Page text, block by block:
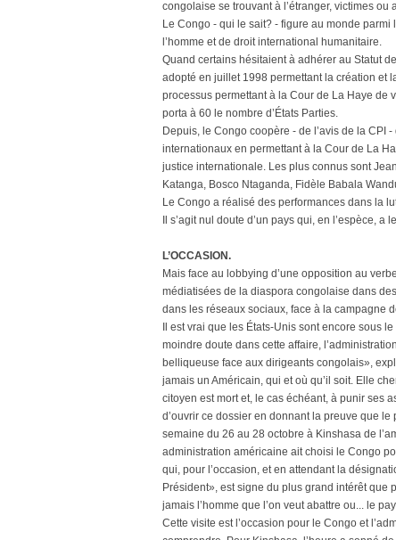
congolaise se trouvant à l’étranger, victimes
Le Congo - qui le sait? - figure au monde
l’homme et de droit international humanitaire.
Quand certains hésitaient à adhérer au Statut
adopté en juillet 1998 permettant la création et
processus permettant à la Cour de La Haye de
porta à 60 le nombre d’États Parties.
Depuis, le Congo coopère - de l’avis de la CPI
internationaux en permettant à la Cour de La
justice internationale. Les plus connus sont
Katanga, Bosco Ntaganda, Fidèle Babala
Le Congo a réalisé des performances dans la
Il s’agit nul doute d’un pays qui, en l’espèce, a
L’OCCASION.
Mais face au lobbying d’une opposition au
médiatisées de la diaspora congolaise dans
dans les réseaux sociaux, face à la campagne
Il est vrai que les États-Unis sont encore sous
moindre doute dans cette affaire,
belliqueuse face aux dirigeants congolais»,
jamais un Américain, qui et où qu’il soit. Elle
citoyen est mort et, le cas échéant, à punir ses
d’ouvrir ce dossier en donnant la preuve que le
semaine du 26 au 28 octobre à Kinshasa de
administration américaine ait choisi le Congo
qui, pour l’occasion, et en attendant la
Président», est signe du plus grand intérêt que
jamais l’homme que l’on veut abattre ou... le
Cette visite est l’occasion pour le Congo et